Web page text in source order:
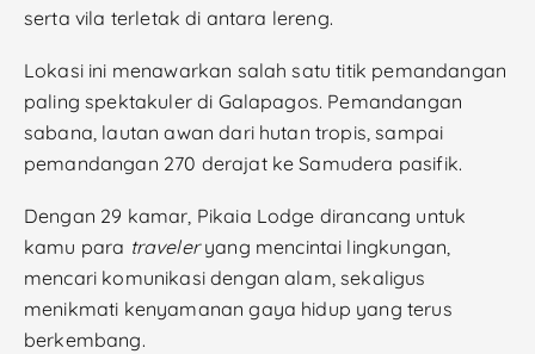
serta vila terletak di antara lereng.
Lokasi ini menawarkan salah satu titik pemandangan
paling spektakuler di Galapagos. Pemandangan
sabana, lautan awan dari hutan tropis, sampai
pemandangan 270 derajat ke Samudera pasifik.
Dengan 29 kamar, Pikaia Lodge dirancang untuk
kamu para traveleryang mencintai lingkungan,
mencari komunikasi dengan alam, sekaligus
menikmati kenyamanan gaya hidup yang terus
berkembang.